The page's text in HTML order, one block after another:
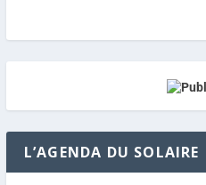
L’AGENDA DU SOLAIRE